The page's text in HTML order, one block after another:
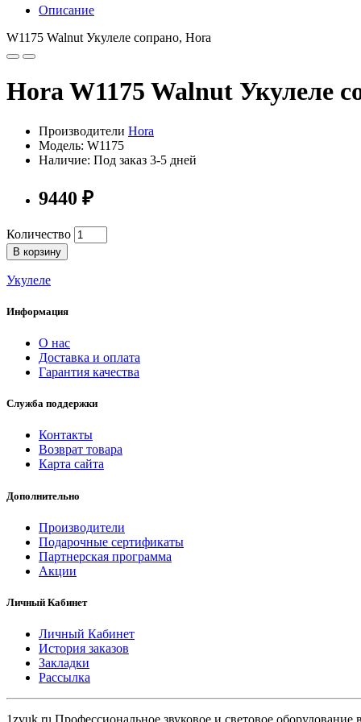
Описание
W1175 Walnut Укулеле сопрано, Hora
Hora W1175 Walnut Укулеле
Производители Hora
Модель: W1175
Наличие: Под заказ 3-5 дней
9440 ₽
Количество
В корзину
Укулеле
Информация
О нас
Доставка и оплата
Гарантия качества
Служба поддержки
Контакты
Возврат товара
Карта сайта
Дополнительно
Производители
Подарочные сертификаты
Партнерская программа
Акции
Личный Кабинет
Личный Кабинет
История заказов
Закладки
Рассылка
1zvuk.ru Профессиональное звуковое и световое оборудование